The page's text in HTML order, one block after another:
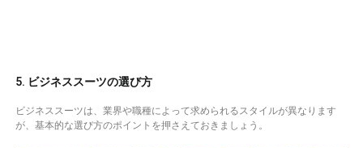
5. ビジネススーツの選び方
ビジネススーツは、業界や職種によって求められるスタイルが異なります
が、基本的な選び方のポイントを押さえておきましょう。